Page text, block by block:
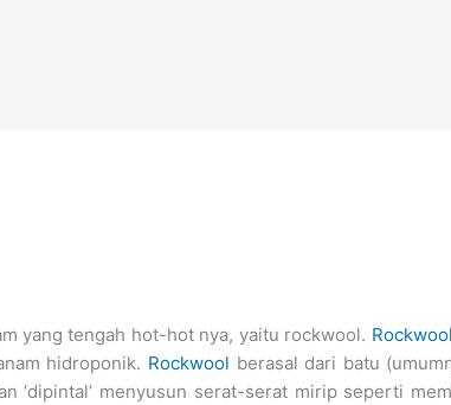
yang tengah hot-hot nya, yaitu rockwool. Rockwool
hidroponik. Rockwool berasal dari batu
‘dipintal’ menyusun serat-serat mirip seperti